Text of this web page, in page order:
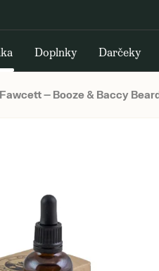
Doplnky Darčeky
— Booze & Baccy